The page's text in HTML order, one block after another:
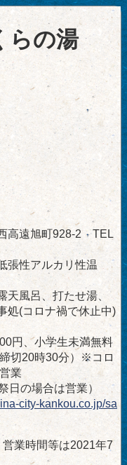
らの湯
高遠旭町928-2 TEL
張性アルカリ性温
風呂、打たせ湯、
処(コロナ禍で休止中)
円、小学生未満無料
切20時30分）※コロ
業
の場合は営業）
city-kankou.co.jp/sa
業時間等は2021年7